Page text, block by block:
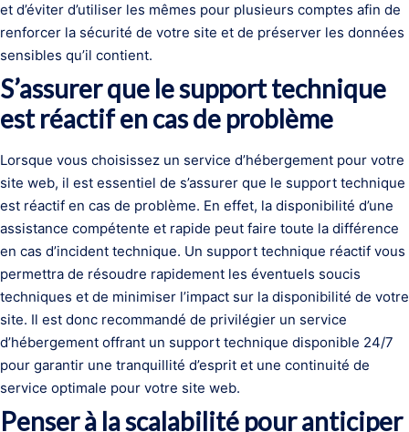
et d’éviter d’utiliser les mêmes pour plusieurs comptes afin de
renforcer la sécurité de votre site et de préserver les données
sensibles qu’il contient.
S’assurer que le support technique
est réactif en cas de problème
Lorsque vous choisissez un service d’hébergement pour votre
site web, il est essentiel de s’assurer que le support technique
est réactif en cas de problème. En effet, la disponibilité d’une
assistance compétente et rapide peut faire toute la différence
en cas d’incident technique. Un support technique réactif vous
permettra de résoudre rapidement les éventuels soucis
techniques et de minimiser l’impact sur la disponibilité de votre
site. Il est donc recommandé de privilégier un service
d’hébergement offrant un support technique disponible 24/7
pour garantir une tranquillité d’esprit et une continuité de
service optimale pour votre site web.
Penser à la scalabilité pour anticiper